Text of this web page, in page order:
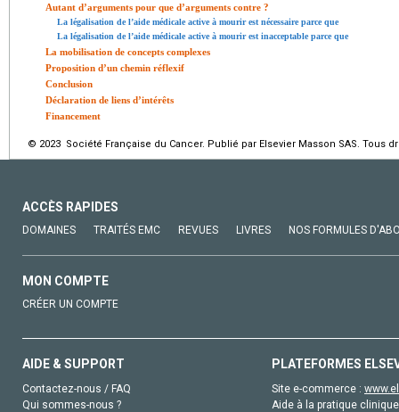
Autant d’arguments pour que d’arguments contre ?
La légalisation de l’aide médicale active à mourir est nécessaire parce que
La légalisation de l’aide médicale active à mourir est inacceptable parce que
La mobilisation de concepts complexes
Proposition d’un chemin réflexif
Conclusion
Déclaration de liens d’intérêts
Financement
© 2023 Société Française du Cancer. Publié par Elsevier Masson SAS. Tous
ACCÈS RAPIDES
DOMAINES TRAITÉS EMC REVUES LIVRES NOS FORMULES
MON COMPTE
CRÉER UN COMPTE
AIDE & SUPPORT
Contactez-nous / FAQ
Qui sommes-nous ?
PLATEFORMES
Site e-commerce :
Aide à la pratique